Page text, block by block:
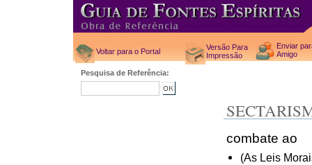
Voltar para o Portal
Versão Para
Impressão
Enviar
Amigo
Pesquisa de Referência:
combate ao
(As Leis